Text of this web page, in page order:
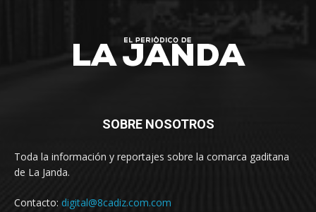
SOBRE NOSOTROS
Toda la información y reportajes sobre la comarca gaditana
de La Janda.
Contacto: digital@8cadiz.com.com